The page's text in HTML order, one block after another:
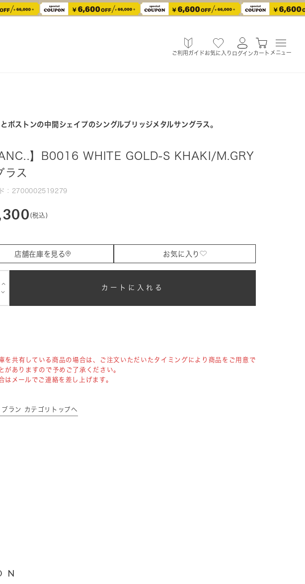
ご利用ガイドお気に入り ログインカート メニュー
ボストンの中間シェイプのシングルブリッジメタルサングラス。
】B0016 WHITE GOLD-S KHAKI/M.GRY
ラス
：2700002519279
(税込)
店舗在庫を見る お気に入り
⌵
⌵
カートに入れる
を共有している商品の場合は、ご注文いただいたタイミングにより商品をご用意で
がありますので予めご了承ください。
はメールでご連絡を差し上げます。
ラン カテゴリトップへ